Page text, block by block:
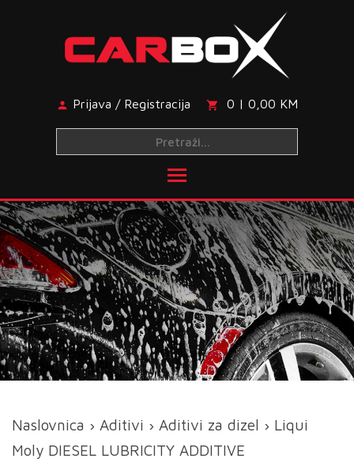
Prijava / Registracija 0 | 0,00 KM
Naslovnica › Aditivi › Aditivi za dizel › Liqui
Moly DIESEL LUBRICITY ADDITIVE